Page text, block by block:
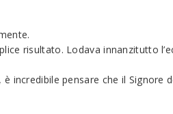
risultato. Lodava innanzitutto
incredibile pensare che il Signore